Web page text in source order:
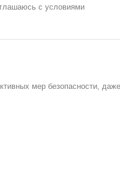
с условиями
мер безопасности,